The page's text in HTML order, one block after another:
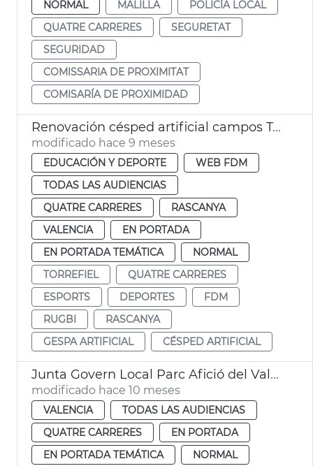
NORMAL
MALILLA
POLICÍA LOCAL
QUATRE CARRERES
SEGURETAT
SEGURIDAD
COMISSARIA DE PROXIMITAT
COMISARÍA DE PROXIMIDAD
Renovación césped artificial campos Torrefiel y Quatre Carreres
modificado hace 9 meses
EDUCACIÓN Y DEPORTE
WEB FDM
TODAS LAS AUDIENCIAS
QUATRE CARRERES
RASCANYA
VALENCIA
EN PORTADA
EN PORTADA TEMÁTICA
NORMAL
TORREFIEL
QUATRE CARRERES
ESPORTS
DEPORTES
FDM
RUGBI
RASCANYA
GESPA ARTIFICIAL
CÉSPED ARTIFICIAL
Junta Govern Local Parc Afició del València Basquet
modificado hace 10 meses
VALENCIA
TODAS LAS AUDIENCIAS
QUATRE CARRERES
EN PORTADA
EN PORTADA TEMÁTICA
NORMAL